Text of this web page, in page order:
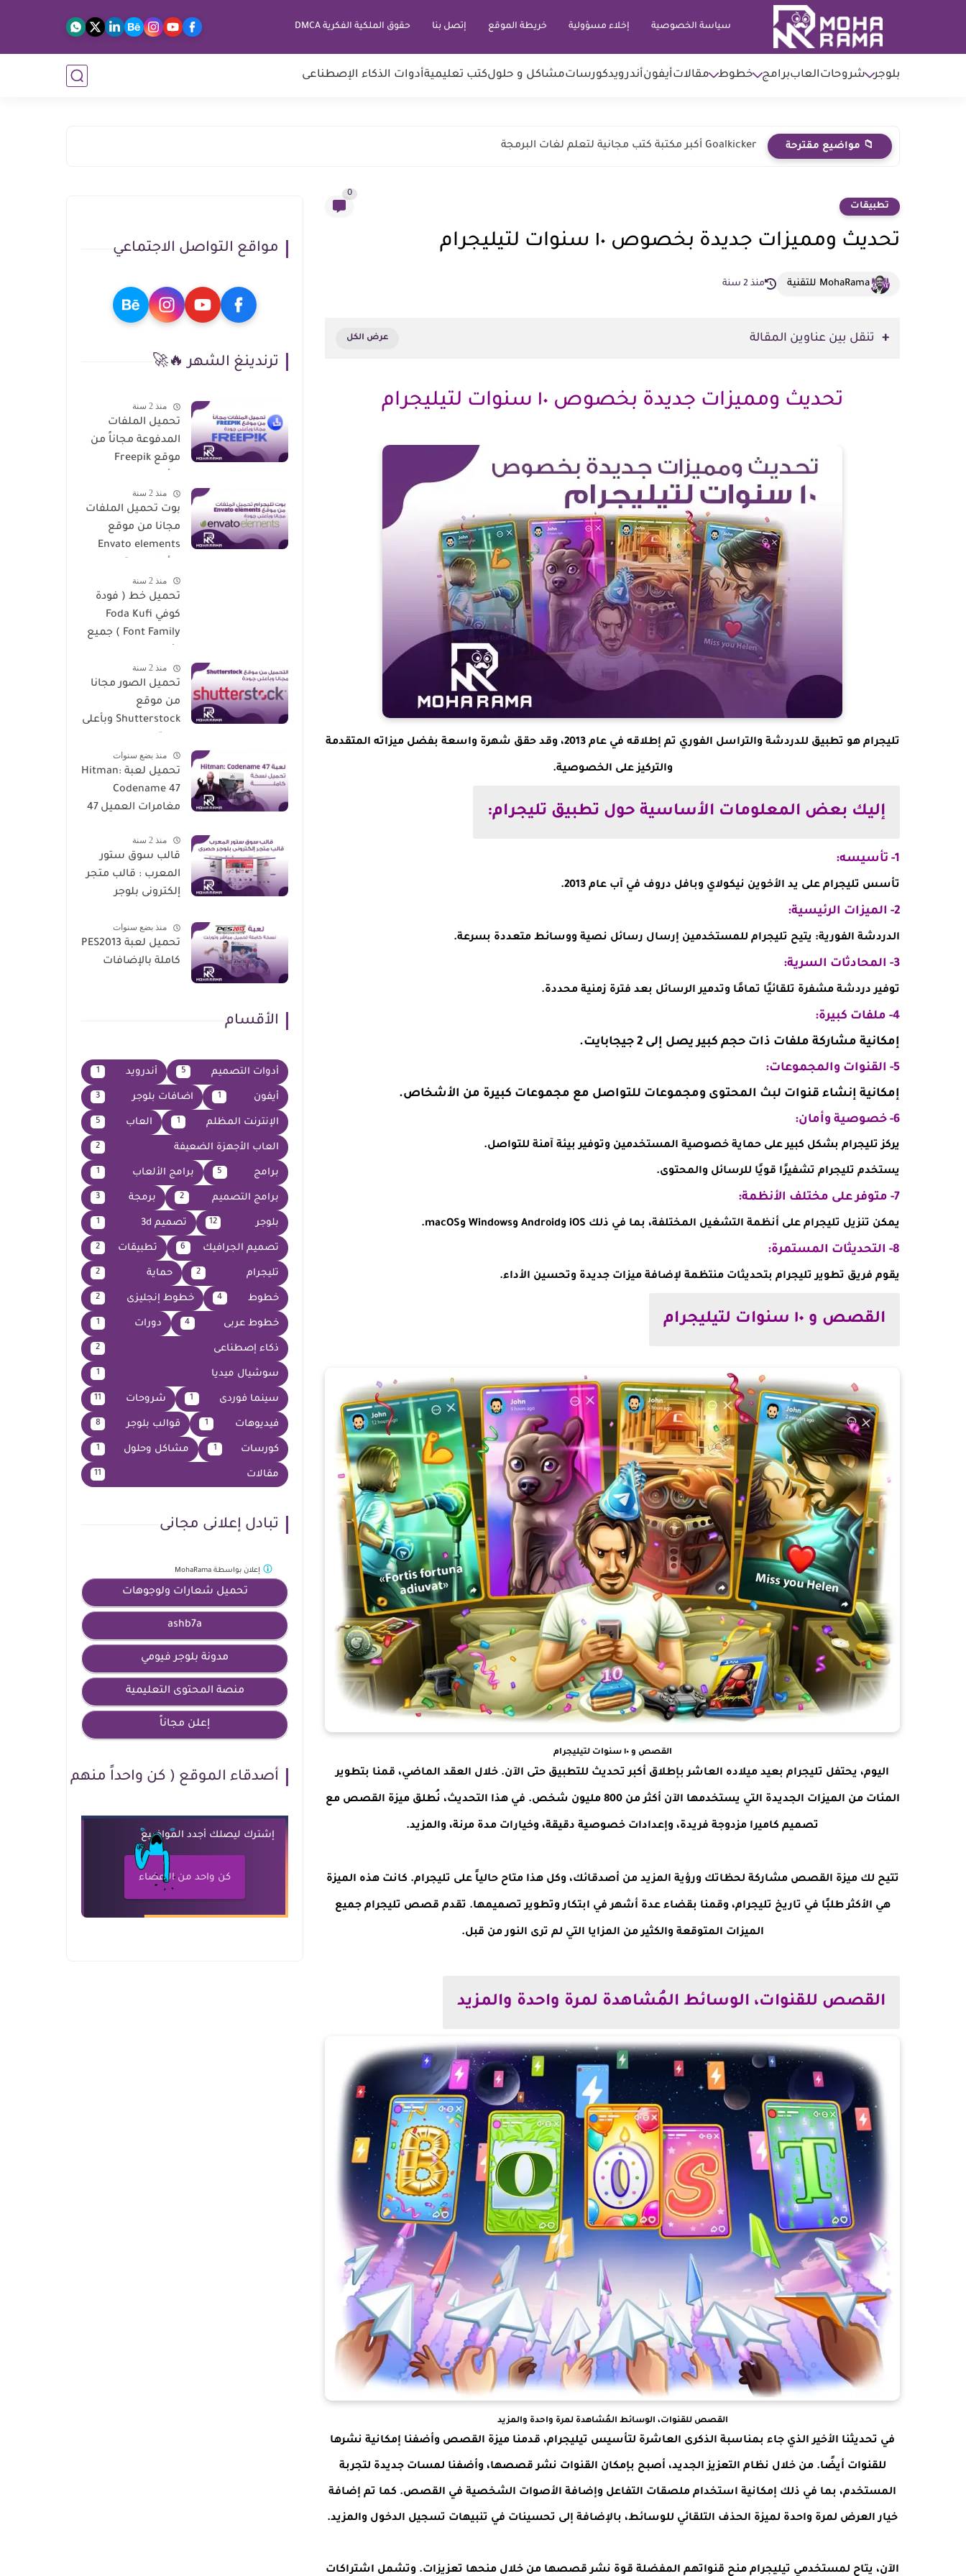
سياسة الخصوصية إخلاء مسؤولية خريطة الموقع إتصل بنا حقوق الملكية الفكرية DMCA
بلوجر شروحاتالعاببرامج خطوط مقالاتأيفونأندرويدكورساتمشاكل و حلولكتب تعليميةأدوات الذكاء الإصطناعى
📁 مواضيع مقترحة Goalkicker أكبر مكتبة كتب مجانية لتعلم لغات البرمجة
تطبيقات
0
تحديث ومميزات جديدة بخصوص ١٠ سنوات لتيليجرام
MohaRama للتقنية منذ 2 سنة
تنقل بين عناوين المقالة
تحديث ومميزات جديدة بخصوص ١٠ سنوات لتيليجرام
تليجرام هو تطبيق للدردشة والتراسل الفوري تم إطلاقه في عام 2013، وقد حقق شهرة واسعة بفضل ميزاته المتقدمة
والتركيز على الخصوصية.
إليك بعض المعلومات الأساسية حول تطبيق تليجرام:
1- تأسيسه:
تأسس تليجرام على يد الأخوين نيكولاي وبافل دروف في آب عام 2013.
2- الميزات الرئيسية:
الدردشة الفورية: يتيح تليجرام للمستخدمين إرسال رسائل نصية ووسائط متعددة بسرعة.
3- المحادثات السرية:
توفير دردشة مشفرة تلقائيًا تمامًا وتدمير الرسائل بعد فترة زمنية محددة.
4- ملفات كبيرة:
إمكانية مشاركة ملفات ذات حجم كبير يصل إلى 2 جيجابايت.
5- القنوات والمجموعات:
إمكانية إنشاء قنوات لبث المحتوى ومجموعات للتواصل مع مجموعات كبيرة من الأشخاص.
6- خصوصية وأمان:
يركز تليجرام بشكل كبير على حماية خصوصية المستخدمين وتوفير بيئة آمنة للتواصل.
يستخدم تليجرام تشفيرًا قويًا للرسائل والمحتوى.
7- متوفر على مختلف الأنظمة:
يمكن تنزيل تليجرام على أنظمة التشغيل المختلفة، بما في ذلك iOS وAndroid وWindows وmacOS.
8- التحديثات المستمرة:
يقوم فريق تطوير تليجرام بتحديثات منتظمة لإضافة ميزات جديدة وتحسين الأداء.
القصص و ١٠ سنوات لتيليجرام
القصص و ١٠ سنوات لتيليجرام
اليوم، يحتفل تليجرام بعيد ميلاده العاشر بإطلاق أكبر تحديث للتطبيق حتى الآن. خلال العقد الماضي، قمنا بتطوير
المئات من الميزات الجديدة التي يستخدمها الآن أكثر من 800 مليون شخص. في هذا التحديث، نُطلق ميزة القصص مع
تصميم كاميرا مزدوجة فريدة، وإعدادات خصوصية دقيقة، وخيارات مدة مرنة، والمزيد.
تتيح لك ميزة القصص مشاركة لحظاتك ورؤية المزيد من أصدقائك، وكل هذا متاح حالياً على تليجرام. كانت هذه الميزة
هي الأكثر طلبًا في تاريخ تليجرام، وقمنا بقضاء عدة أشهر في ابتكار وتطوير تصميمها. تقدم قصص تليجرام جميع
الميزات المتوقعة والكثير من المزايا التي لم ترى النور من قبل.
القصص للقنوات، الوسائط المُشاهدة لمرة واحدة والمزيد
القصص للقنوات، الوسائط المُشاهدة لمرة واحدة والمزيد
في تحديثنا الأخير الذي جاء بمناسبة الذكرى العاشرة لتأسيس تيليجرام، قدمنا ميزة القصص وأضفنا إمكانية نشرها
للقنوات أيضًا. من خلال نظام التعزيز الجديد، أصبح بإمكان القنوات نشر قصصها، وأضفنا لمسات جديدة لتجربة
المستخدم، بما في ذلك إمكانية استخدام ملصقات التفاعل وإضافة الأصوات الشخصية في القصص. كما تم إضافة
خيار العرض لمرة واحدة لميزة الحذف التلقائي للوسائط، بالإضافة إلى تحسينات في تنبيهات تسجيل الدخول والمزيد.
الآن، يتاح لمستخدمي تيليجرام منح قنواتهم المفضلة قوة نشر قصصها من خلال منحها تعزيزات. وتشمل اشتراكات
مواقع التواصل الاجتماعي
ترندينغ الشهر 🔥🚀
منذ 2 سنة
تحميل الملفات
المدفوعة مجاناً من
موقع Freepik
منذ 2 سنة
بوت تحميل الملفات
مجانا من موقع
Envato elements
منذ 2 سنة
تحميل خط ( فودة
كوفي Foda Kufi
Font Family ) جميع
منذ 2 سنة
تحميل الصور مجانا
من موقع
Shutterstock وبأعلى
منذ بضع سنوات
تحميل لعبة Hitman:
Codename 47
مغامرات العميل 47
منذ 2 سنة
قالب سوق ستور
المعرب : قالب متجر
إلكترونى بلوجر
منذ بضع سنوات
تحميل لعبة PES2013
كاملة بالإضافات
الأقسام
أدوات التصميم 5 أندرويد 1
أيفون 1 اضافات بلوجر 3
الإنترنت المظلم 1 العاب 5
العاب الأجهزة الضعيفة 2
برامج 5 برامج الألعاب 1
برامج التصميم 2 برمجة 3
بلوجر 12 تصميم 3d 1
تصميم الجرافيك 6 تطبيقات 2
تليجرام 2 حماية 2
خطوط 4 خطوط إنجليزى 2
خطوط عربى 4 دورات 1
ذكاء إصطناعى 2
سوشيال ميديا 1
سينما فوردى 1 شروحات 11
فيديوهات 1 قوالب بلوجر 8
كورسات 1 مشاكل وحلول 1
مقالات 11
تبادل إعلانى مجانى
تحميل شعارات ولوجوهات
ashb7a
مدونة بلوجر فيومي
منصة المحتوى التعليمية
إعلن مجاناً
إعلان بواسطةMohaRama
أصدقاء الموقع ( كن واحداً منهم )
إشترك ليصلك أجدد المواضيع
كن واحد من الأعضاء